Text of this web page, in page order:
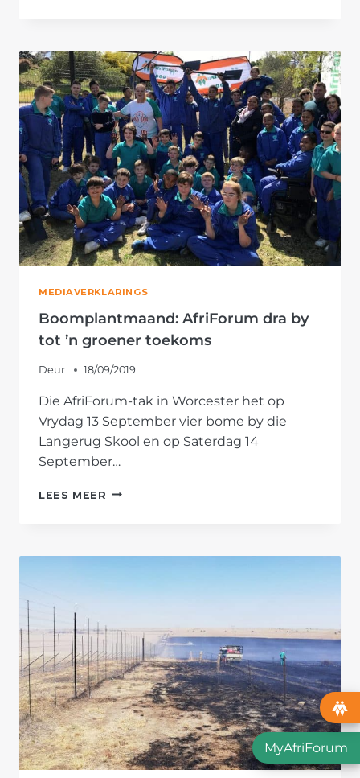
ONDERSTEUN
BEJAARDES
MEDIAVERKLARINGS
Boomplantmaand: AfriForum dra by
tot ’n groener toekoms
Deur 18/09/2019
Die AfriForum-tak in Worcester het op
Vrydag 13 September vier bome by die
Langerug Skool en op Saterdag 14
September…
LEES MEER BOOMPLANTMAAND:
TOT
MyAfriForum